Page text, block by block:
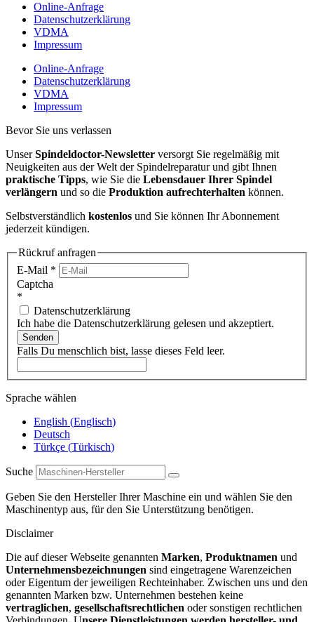
Online-Anfrage
Datenschutzerklärung
VDMA
Impressum
Online-Anfrage
Datenschutzerklärung
VDMA
Impressum
Bevor Sie uns verlassen
UnserSpindeldoctor-Newsletter versorgt Sie regelmäßig mit
Neuigkeiten aus der Welt der Spindelreparatur und gibt Ihnen
praktische Tipps, wie Sie die Lebensdauer Ihrer Spindel
verlängern und so die Produktion aufrechterhalten können.
Selbstverständlich kostenlos und Sie können Ihr Abonnement
jederzeit kündigen.
Rückruf anfragen
E-Mail *
Captcha
*
Datenschutzerklärung
Ich habe die Datenschutzerklärung gelesen und akzeptiert.
Senden
Falls Du menschlich bist, lasse dieses Feld leer.
Sprache wählen
English (Englisch)
Deutsch
Türkçe (Türkisch)
Suche
Geben Sie den Hersteller Ihrer Maschine ein und wählen Sie den
Maschinentyp aus, für den Sie Unterstützung benötigen.
Disclaimer
Die auf dieser Webseite genannten Marken, Produktnamen und
Unternehmensbezeichnungen sind eingetragene Warenzeichen
oder Eigentum der jeweiligen Rechteinhaber. Zwischen uns und den
genannten Marken bzw. Unternehmen bestehen keine
vertraglichen, gesellschaftsrechtlichen oder sonstigen rechtlichen